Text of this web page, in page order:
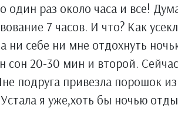
один раз около часа и все!
7 часов. И что? Как
ни себе ни мне отдохнуть
сон 20-30 мин и второй.
подруга привезла порошок
я уже,хоть бы ночью